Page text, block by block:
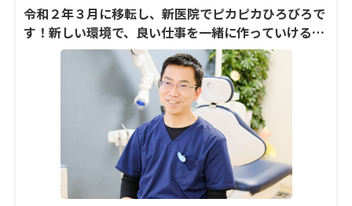
ことが出てきたら、一緒に調べることでお互
いに成長できます」と謙虚に語る平尾さん。
強い責任感を持ちながら、穏やかな笑顔で自
分の役目を全うする彼女に、クリニックの雰
囲気や独自の取り組みなどを聞きました。
と向き合う姿勢から、着実に患者さんとの信
頼関係を築いています。その陰には、マンツ
ーマンでのサポートを続ける、優しい先輩の
姿もありました。「誰でも、初めはわからな
いことだらけ。だからこそ、後輩スタッフに
は自分を導いてくれた先輩スタッフのように
接していきたい」。歯科衛生士として、一人
の社会人として懸命に働く平井さんは、周り
のスタッフの背中を押す存在にもなりそうで
す。若手スタッフの代表として、平井さんに
入職後の感想や今後の目標などを聞きまし
た。
令和２年３月に移転し、新医院でピカピカひろびろで
す！新しい環境で、良い仕事を一緒に作っていける衛
生士さん大募集です！